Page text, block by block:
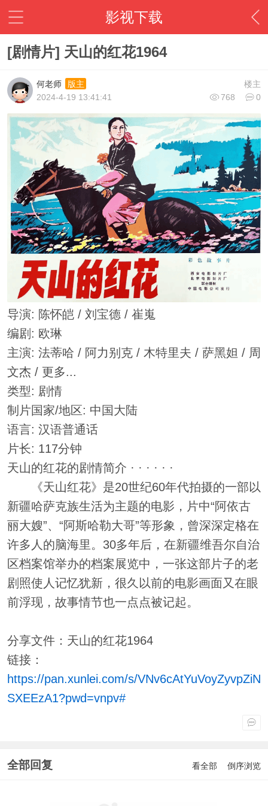
影视下载
[剧情片] 天山的红花1964
楼主
何老师
版主
768
0
2024-4-19 13:41:41
导演: 陈怀皑 / 刘宝德 / 崔嵬
编剧: 欧琳
主演: 法蒂哈 / 阿力别克 / 木特里夫 / 萨黑妲 / 周
文杰 / 更多...
类型: 剧情
制片国家/地区: 中国大陆
语言: 汉语普通话
片长: 117分钟
天山的红花的剧情简介 · · · · · ·
《天山红花》是20世纪60年代拍摄的一部以
新疆哈萨克族生活为主题的电影，片中“阿依古
丽大嫂”、“阿斯哈勒大哥”等形象，曾深深定格在
许多人的脑海里。30多年后，在新疆维吾尔自治
区档案馆举办的档案展览中，一张这部片子的老
剧照使人记忆犹新，很久以前的电影画面又在眼
前浮现，故事情节也一点点被记起。
分享文件：天山的红花1964
链接：
https://pan.xunlei.com/s/VNv6cAtYuVoyZyvpZiN
SXEEzA1?pwd=vnpv#
全部回复 看全部 倒序浏览